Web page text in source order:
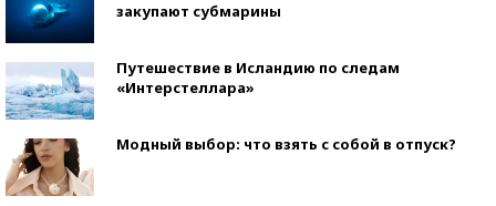
закупают субмарины
Путешествие в Исландию по следам
«Интерстеллара»
Модный выбор: что взять с собой в отпуск?